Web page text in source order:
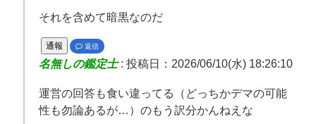
それを含めて暗黒なのだ
通報 返信
名無しの鑑定士: 投稿日：2026/06/10(水) 18:26:10
運営の回答も食い違ってる（どっちかデマの可能
性も勿論あるが…）のもう訳分かんねえな